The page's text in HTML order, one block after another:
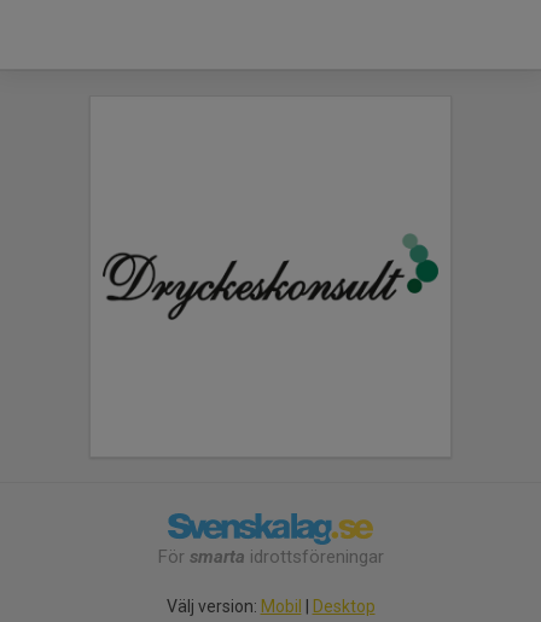
För smarta idrottsföreningar
Välj version: Mobil Desktop